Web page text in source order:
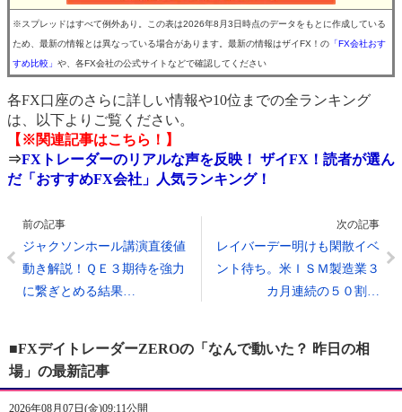
※スプレッドはすべて例外あり。この表は2026年8月3日時点のデータをもとに作成している
ため、最新の情報とは異なっている場合があります。最新の情報はザイFX！の 「FX会社おす
すめ比較」 や、各FX会社の公式サイトなどで確認してください
各FX口座のさらに詳しい情報や10位までの全ランキング
は、以下よりご覧ください。
【※関連記事はこちら！】
⇒FXトレーダーのリアルな声を反映！ ザイFX！読者が選ん
だ「おすすめFX会社」人気ランキング！
前の記事
ジャクソンホール講演直後値
動き解説！ＱＥ３期待を強力
に繋ぎとめる結果…
次の記事
レイバーデー明けも閑散イベ
ント待ち。米ＩＳＭ製造業３
カ月連続の５０割…
■FXデイトレーダーZEROの「なんで動いた？ 昨日の相
場」の最新記事
2026年08月07日(金)09:11公開